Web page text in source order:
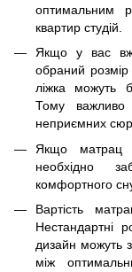
оптимальним
квартир студій.
Якщо у вас
обраний розмір
ліжка можуть
Тому важливо
неприємних
Якщо матрац
необхідно
комфортного
Вартість
Нестандартні
дизайн можуть
між